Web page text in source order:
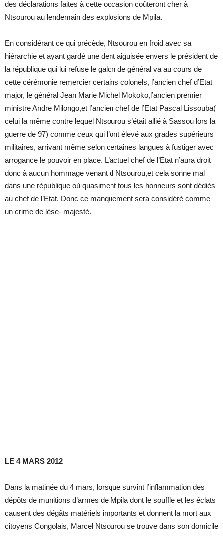
des déclarations faites à cette occasion coûteront cher à
Ntsourou au lendemain des explosions de Mpila.
En considérant ce qui précède, Ntsourou en froid avec sa
hiérarchie et ayant gardé une dent aiguisée envers le président de
la république qui lui refuse le galon de général va au cours de
cette cérémonie remercier certains colonels, l’ancien chef d’Etat
major, le général Jean Marie Michel Mokoko,l’ancien premier
ministre Andre Milongo,et l’ancien chef de l’Etat Pascal Lissouba(
celui la même contre lequel Ntsourou s’était allié à Sassou lors la
guerre de 97) comme ceux qui l’ont élevé aux grades supérieurs
militaires, arrivant même selon certaines langues à fustiger avec
arrogance le pouvoir en place. L’actuel chef de l’Etat n’aura droit
donc à aucun hommage venant d Ntsourou,et cela sonne mal
dans une république où quasiment tous les honneurs sont dédiés
au chef de l’Etat. Donc ce manquement sera considéré comme
un crime de lèse- majesté.
LE 4 MARS 2012
Dans la matinée du 4 mars, lorsque survint l’inflammation des
dépôts de munitions d’armes de Mpila dont le souffle et les éclats
causent des dégâts matériels importants et donnent la mort aux
citoyens Congolais, Marcel Ntsourou se trouve dans son domicile